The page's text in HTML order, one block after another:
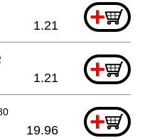
+
1.21
+
1.21
+
19.96